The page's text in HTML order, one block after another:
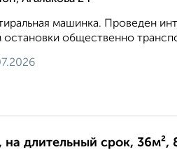
машинка. Проведен
остановки общественно
на длительный срок, 36м²,